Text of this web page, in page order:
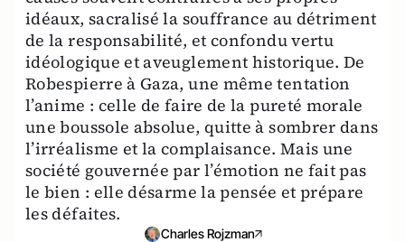
idéaux, sacralisé la souffrance au détriment
de la responsabilité, et confondu vertu
idéologique et aveuglement historique. De
Robespierre à Gaza, une même tentation
l’anime : celle de faire de la pureté morale
une boussole absolue, quitte à sombrer dans
l’irréalisme et la complaisance. Mais une
société gouvernée par l’émotion ne fait pas
le bien : elle désarme la pensée et prépare
les défaites.
Charles Rojzman